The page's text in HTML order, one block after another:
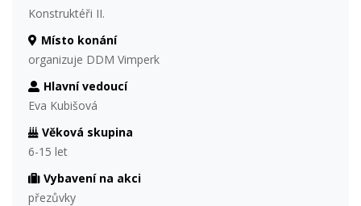
Konstruktéři II.
Místo konání
organizuje DDM Vimperk
Hlavní vedoucí
Eva Kubišová
Věková skupina
6-15 let
Vybavení na akci
přezůvky